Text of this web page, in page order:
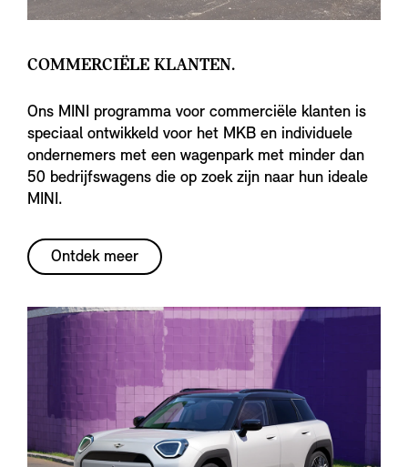
COMMERCIËLE KLANTEN.
Ons MINI programma voor commerciële klanten is
speciaal ontwikkeld voor het MKB en individuele
ondernemers met een wagenpark met minder dan
50 bedrijfswagens die op zoek zijn naar hun ideale
MINI.
Ontdek meer